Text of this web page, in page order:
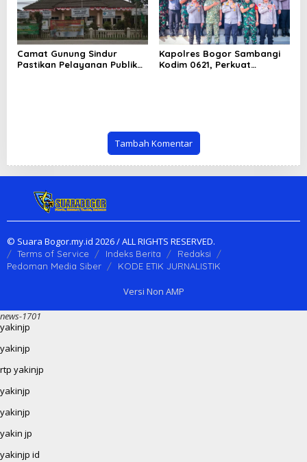
Camat Gunung Sindur
Pastikan Pelayanan Publik
Kapolres Bogor Sambangi
Kodim 0621, Perkuat
Tambah Komentar
© Suara Bogor.my.id 2026 / ALL RIGHTS RESERVED.
Terms of Service Indeks Berita
Redaksi
Pedoman Media Siber
KODE ETIK JURNALISTIK
Versi Non AMP
news-1701
yakinjp
yakinjp
rtp yakinjp
yakinjp
yakinjp
yakin jp
yakinjp id